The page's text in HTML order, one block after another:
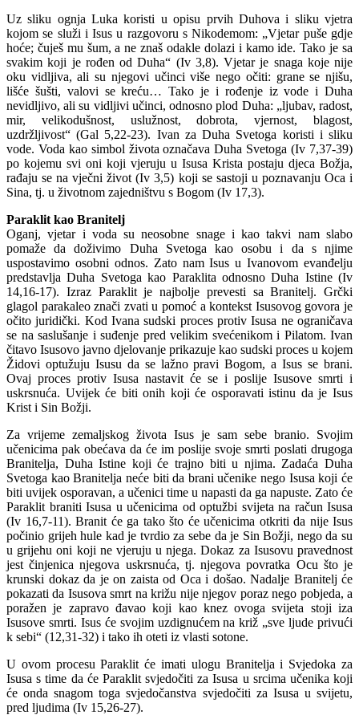
Uz sliku ognja Luka koristi u opisu prvih Duhova i sliku vjetra
kojom se služi i Isus u razgovoru s Nikodemom: „Vjetar puše gdje
hoće; čuješ mu šum, a ne znaš odakle dolazi i kamo ide. Tako je sa
svakim koji je rođen od Duha“ (Iv 3,8). Vjetar je snaga koje nije
oku vidljiva, ali su njegovi učinci više nego očiti: grane se njišu,
lišće šušti, valovi se kreću… Tako je i rođenje iz vode i Duha
nevidljivo, ali su vidljivi učinci, odnosno plod Duha: „ljubav, radost,
mir, velikodušnost, uslužnost, dobrota, vjernost, blagost,
uzdržljivost“ (Gal 5,22-23). Ivan za Duha Svetoga koristi i sliku
vode. Voda kao simbol života označava Duha Svetoga (Iv 7,37-39)
po kojemu svi oni koji vjeruju u Isusa Krista postaju djeca Božja,
rađaju se na vječni život (Iv 3,5) koji se sastoji u poznavanju Oca i
Sina, tj. u životnom zajedništvu s Bogom (Iv 17,3).
Paraklit kao Branitelj
Oganj, vjetar i voda su neosobne snage i kao takvi nam slabo
pomaže da doživimo Duha Svetoga kao osobu i da s njime
uspostavimo osobni odnos. Zato nam Isus u Ivanovom evanđelju
predstavlja Duha Svetoga kao Paraklita odnosno Duha Istine (Iv
14,16-17). Izraz Paraklit je najbolje prevesti sa Branitelj. Grčki
glagol parakaleo znači zvati u pomoć a kontekst Isusovog govora je
očito juridički. Kod Ivana sudski proces protiv Isusa ne ograničava
se na saslušanje i suđenje pred velikim svećenikom i Pilatom. Ivan
čitavo Isusovo javno djelovanje prikazuje kao sudski proces u kojem
Židovi optužuju Isusu da se lažno pravi Bogom, a Isus se brani.
Ovaj proces protiv Isusa nastavit će se i poslije Isusove smrti i
uskrsnuća. Uvijek će biti onih koji će osporavati istinu da je Isus
Krist i Sin Božji.
Za vrijeme zemaljskog života Isus je sam sebe branio. Svojim
učenicima pak obećava da će im poslije svoje smrti poslati drugoga
Branitelja, Duha Istine koji će trajno biti u njima. Zadaća Duha
Svetoga kao Branitelja neće biti da brani učenike nego Isusa koji će
biti uvijek osporavan, a učenici time u napasti da ga napuste. Zato će
Paraklit braniti Isusa u učenicima od optužbi svijeta na račun Isusa
(Iv 16,7-11). Branit će ga tako što će učenicima otkriti da nije Isus
počinio grijeh hule kad je tvrdio za sebe da je Sin Božji, nego da su
u grijehu oni koji ne vjeruju u njega. Dokaz za Isusovu pravednost
jest činjenica njegova uskrsnuća, tj. njegova povratka Ocu što je
krunski dokaz da je on zaista od Oca i došao. Nadalje Branitelj će
pokazati da Isusova smrt na križu nije njegov poraz nego pobjeda, a
poražen je zapravo đavao koji kao knez ovoga svijeta stoji iza
Isusove smrti. Isus će svojim uzdignućem na križ „sve ljude privući
k sebi“ (12,31-32) i tako ih oteti iz vlasti sotone.
U ovom procesu Paraklit će imati ulogu Branitelja i Svjedoka za
Isusa s time da će Paraklit svjedočiti za Isusa u srcima učenika koji
će onda snagom toga svjedočanstva svjedočiti za Isusa u svijetu,
pred ljudima (Iv 15,26-27).